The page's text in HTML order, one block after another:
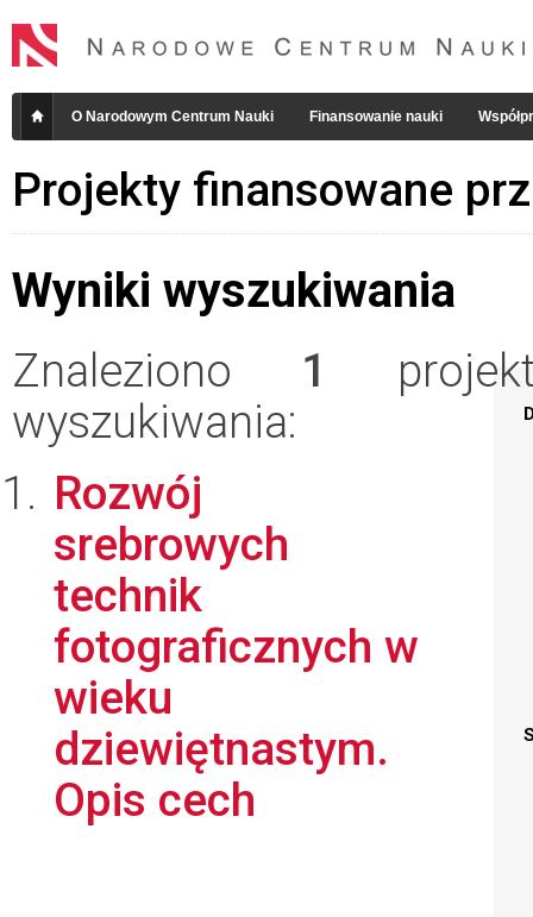
O Narodowym Centrum Nauki Finansowanie nauki
Projekty finansowane
Wyniki wyszukiwania
Znaleziono 1
wyszukiwania:
Rozwój
srebrowych
technik
fotograficznych w
wieku
dziewiętnastym.
Opis cech